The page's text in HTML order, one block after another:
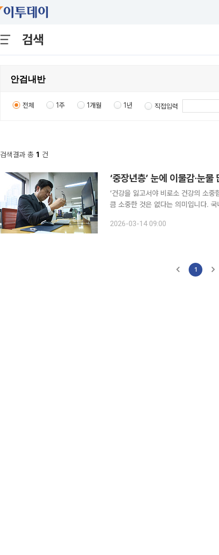
검색
전체 1주 1개월 1년 직접입력
검색결과 총 1 건
‘중장년층’ 눈에 이물감·눈
‘건강을 잃고서야 비로소 건강의 소
큼 소중한 것은 없다는 의미입니다.
감이 계속되고 눈물이 잦아졌다면 단
2026-03-14 09:00
1